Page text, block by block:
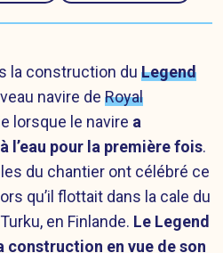
la construction du Legend
navire de Royal
lorsque le navire a
l’eau pour la première fois.
du chantier ont célébré ce
qu’il flottait dans la cale du
en Finlande. Le Legend
construction en vue de son